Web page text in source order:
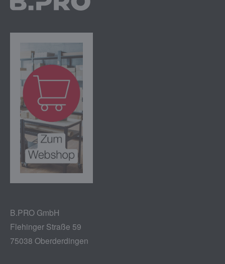
B.PRO GmbH
Flehinger Straße 59
75038 Oberderdingen